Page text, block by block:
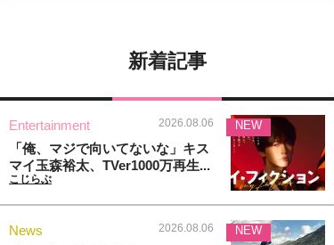
新着記事
Entertainment 2026.08.06
「俺、マジで向いてないな」キス
マイ玉森裕太、TVer1000万再生...
こじらぶ
NEW
News 2026.08.06 NEW